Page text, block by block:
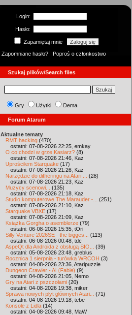
Login:
Hasło:
Zapamiętaj mnie
Zapomniane hasło?
Poproś o członkostwo
Szukaj plików/Search files
Gry Użytki Dema
Forum Atarum
Aktualne tematy
RMT hacking (470)
ostatni: 07-08-2026 22:25, emkay
O co chodzi w grze Kasiarz? (8)
ostatni: 07-08-2026 21:46, Kaz
Uprościłem Starquake (17)
ostatni: 07-08-2026 21:26, Kaz
Narzędzie do ditheringu na Atari ...
(28)
ostatni: 07-08-2026 21:23, Kaz
Muzycy scenowi...
(135)
ostatni: 07-08-2026 21:18, Kaz
Studio komputerowe The Marauder -...
(251)
ostatni: 07-08-2026 21:10, Kaz
Starquake VBXE (17)
ostatni: 07-08-2026 21:09, Kaz
Książka Gorgha o asemblerze (79)
ostatni: 06-08-2026 15:35, tOri
Silly Venture 2026SE - the bigges...
(113)
ostatni: 06-08-2026 00:48, tdc
AspeQt dla Androida z obsługą SIO...
(39)
ostatni: 05-08-2026 23:48, greblus
Rocznica 1 sierpnia - turówka WRCOH (3)
ostatni: 04-08-2026 23:36, Ataripuzzle
Dungeon Crawler - AI (Fable) (9)
ostatni: 04-08-2026 21:05, Nemo
Gry na Atari z pszczołami (20)
ostatni: 04-08-2026 19:38, miker
Sprawa nowych płyt głównych Atari...
(71)
ostatni: 04-08-2026 19:18, tebe
Konsole z Lidla (14)
ostatni: 04-08-2026 09:48, MaW